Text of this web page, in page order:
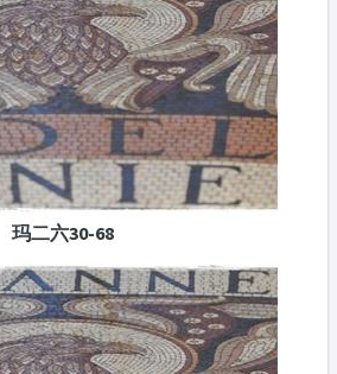
玛二六30-68